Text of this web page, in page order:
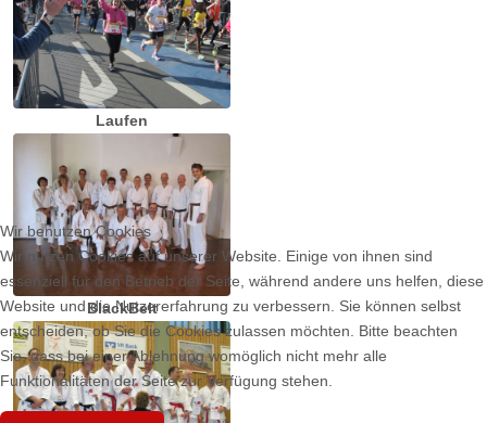
Laufen
BlackBelt
Wir benutzen Cookies
Wir nutzen Cookies auf unserer Website. Einige von ihnen sind
essenziell für den Betrieb der Seite, während andere uns helfen, diese
Website und die Nutzererfahrung zu verbessern. Sie können selbst
entscheiden, ob Sie die Cookies zulassen möchten. Bitte beachten
Sie, dass bei einer Ablehnung womöglich nicht mehr alle
Funktionalitäten der Seite zur Verfügung stehen.